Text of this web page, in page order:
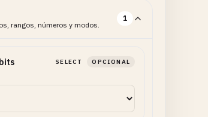
rangos, números y modos.
1
SELECT OPCIONAL